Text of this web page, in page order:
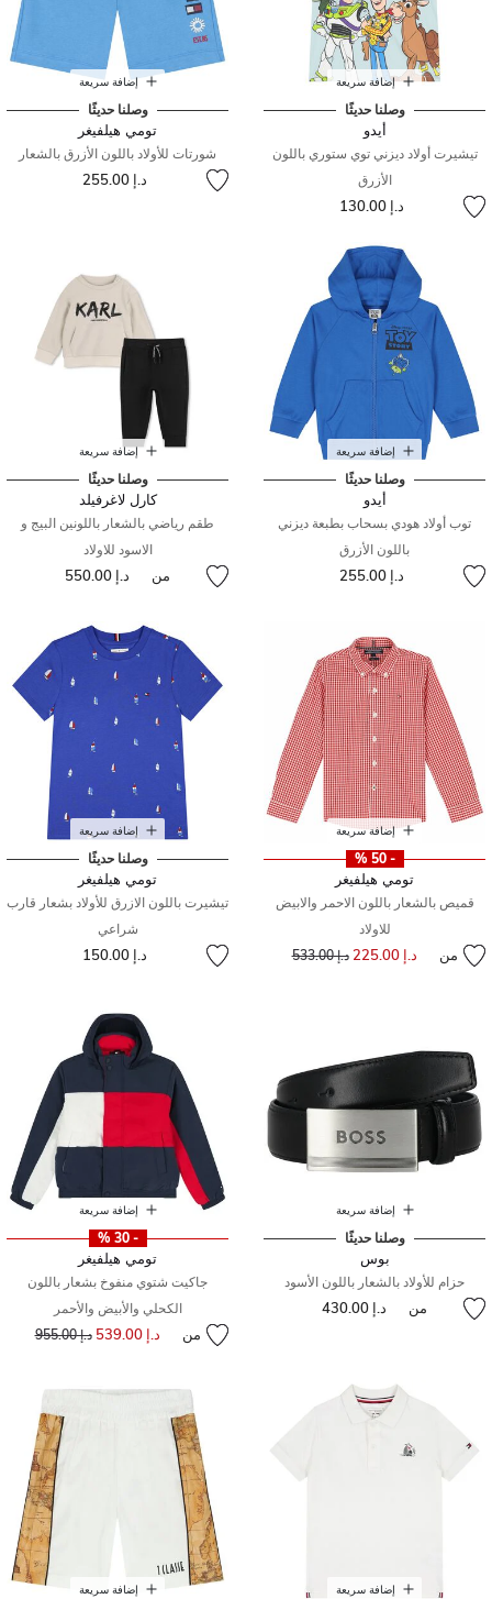
إضافة سريعة
وصلنا حديثًا
أيدو
تيشيرت أولاد ديزني توي ستوري باللون
الأزرق
د.إ 130.00
إضافة سريعة
وصلنا حديثًا
تومي هيلفيغر
شورتات للأولاد باللون الأزرق بالشعار
د.إ 255.00
إضافة سريعة
وصلنا حديثًا
أيدو
توب أولاد هودي بسحاب بطبعة ديزني
باللون الأزرق
د.إ 255.00
إضافة سريعة
وصلنا حديثًا
كارل لاغرفيلد
طقم رياضي بالشعار باللونين البيج و
الاسود للاولاد
من د.إ 550.00
إضافة سريعة
- 50 %
تومي هيلفيغر
قميص بالشعار باللون الاحمر والابيض
للاولاد
من د.إ 225.00 سعر مخفض مند.إ 533.00
إضافة سريعة
وصلنا حديثًا
تومي هيلفيغر
تيشيرت باللون الازرق للأولاد بشعار قارب
شراعي
د.إ 150.00
إضافة سريعة
وصلنا حديثًا
بوس
حزام للأولاد بالشعار باللون الأسود
من د.إ 430.00
إضافة سريعة
- 30 %
تومي هيلفيغر
جاكيت شتوي منفوخ بشعار باللون
الكحلي والأبيض والأحمر
من د.إ 539.00 سعر مخفض من
د.إ 955.00 إلى
إضافة سريعة إضافة سريعة